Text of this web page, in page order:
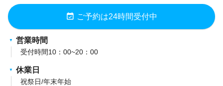
event_available ご予約は24時間受付中
営業時間
受付時間10：00~20：00
休業日
祝祭日/年末年始